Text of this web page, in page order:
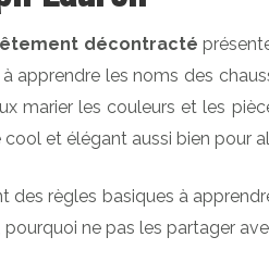
décontracté
apprendre les noms des
marier les couleurs et les
cool et élégant aussi bien pour
des règles basiques à
pourquoi ne pas les partager